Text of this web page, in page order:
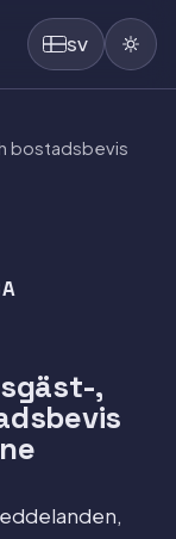
SV
bostadsbevis
,